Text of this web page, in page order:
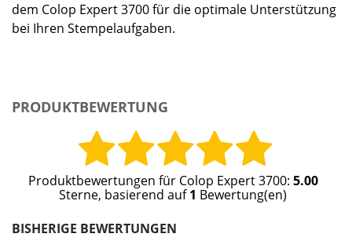
dem Colop Expert 3700 für die optimale Unterstützung
bei Ihren Stempelaufgaben.
PRODUKTBEWERTUNG
Produktbewertungen für Colop Expert 3700: 5.00
Sterne, basierend auf1 Bewertung(en)
BISHERIGE BEWERTUNGEN